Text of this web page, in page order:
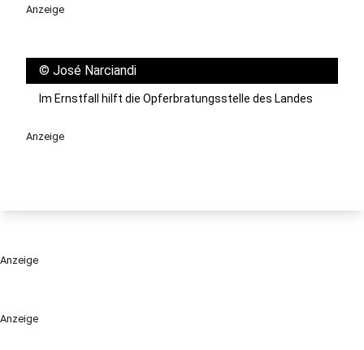
Anzeige
Anzeige
© José Narciandi
Im Ernstfall hilft die Opferbratungsstelle des Landes
Anzeige
Anzeige